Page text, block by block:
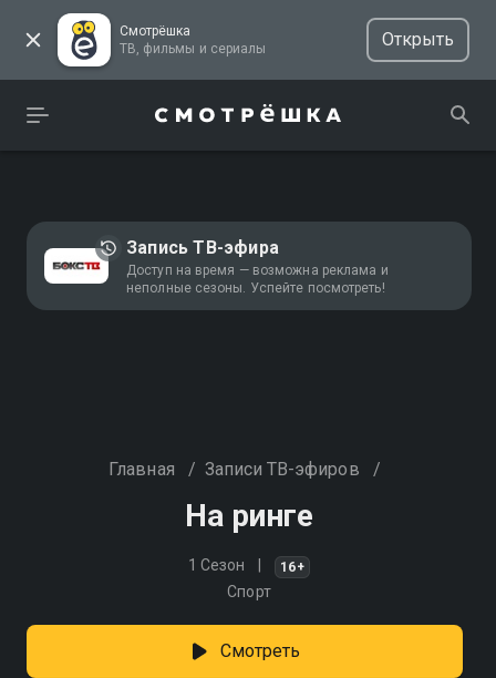
Смотрёшка
ТВ, фильмы и сериалы
Открыть
Запись ТВ-эфира
Доступ на время — возможна реклама и
неполные сезоны. Успейте посмотреть!
Главная / Записи ТВ-эфиров /
На ринге
1 Сезон 16+
Спорт
Смотреть